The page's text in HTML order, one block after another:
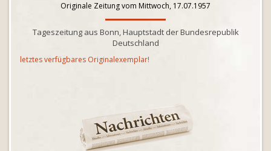
Originale Zeitung vom Mittwoch, 17.07.1957
Tageszeitung aus Bonn, Hauptstadt der Bundesrepublik
Deutschland
letztes verfügbares Originalexemplar!